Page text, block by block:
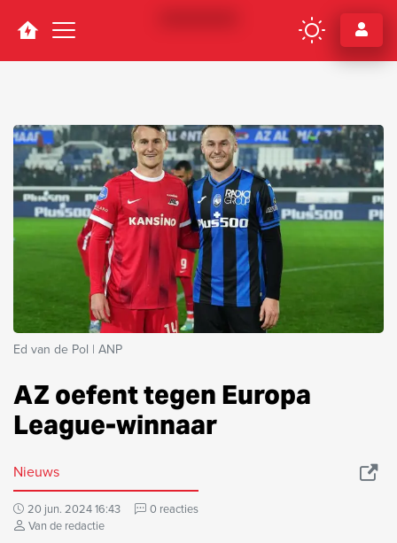
Navigation
Ed van de Pol | ANP
AZ oefent tegen Europa
League-winnaar
Nieuws
20 jun. 2024 16:43
0 reacties
Van de redactie